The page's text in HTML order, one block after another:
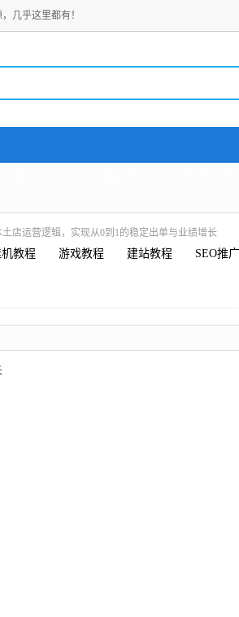
几乎这里都有！
店运营逻辑，实现从0到1的稳定出单与业绩增长
教程 游戏教程 建站教程 SEO推广